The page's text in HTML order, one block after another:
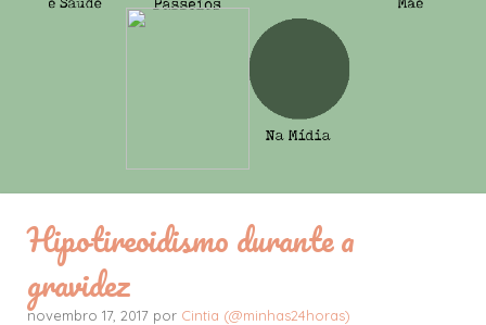
Hipotireoidismo durante a
gravidez
novembro 17, 2017 por Cintia (@minhas24horas)